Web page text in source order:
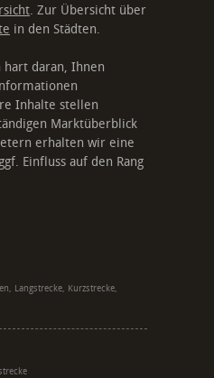
. Zur Übersicht über
in den Städten.
daran, Ihnen
Inhalte stellen
Marktüberblick
erhalten wir eine
Einfluss auf den Rang
Langstrecke, Kurzstrecke,